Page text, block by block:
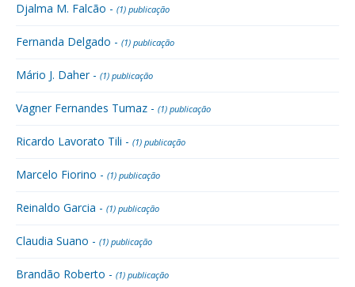
Djalma M. Falcão - (1) publicação
Fernanda Delgado - (1) publicação
Mário J. Daher - (1) publicação
Vagner Fernandes Tumaz - (1) publicação
Ricardo Lavorato Tili - (1) publicação
Marcelo Fiorino - (1) publicação
Reinaldo Garcia - (1) publicação
Claudia Suano - (1) publicação
Brandão Roberto - (1) publicação